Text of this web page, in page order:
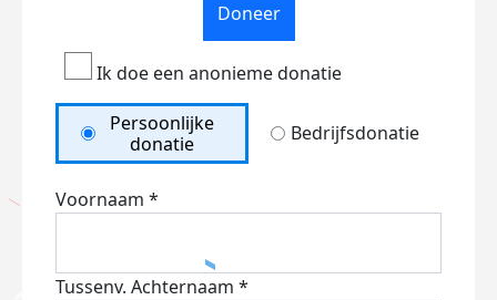
Doneer
Ik doe een anonieme donatie
Persoonlijke
donatie
Bedrijfsdonatie
Voornaam *
Tussenv. Achternaam *